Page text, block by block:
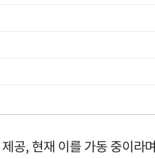
공, 현재 이를 가동 중이라